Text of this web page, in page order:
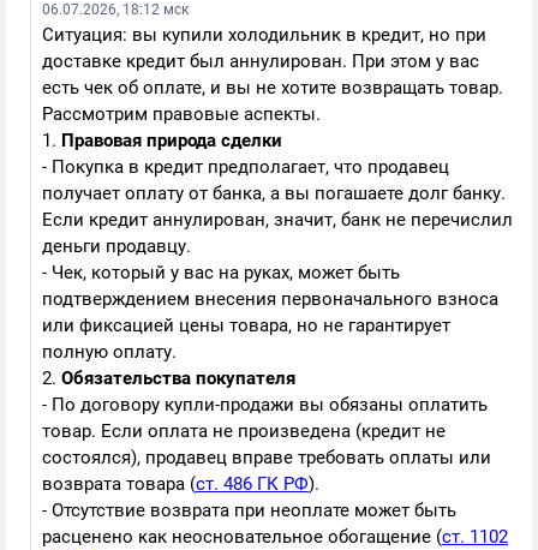
06.07.2026, 18:12 мск
Ситуация: вы купили холодильник в кредит, но при
доставке кредит был аннулирован. При этом у вас
есть чек об оплате, и вы не хотите возвращать товар.
Рассмотрим правовые аспекты.
1. Правовая природа сделки
- Покупка в кредит предполагает, что продавец
получает оплату от банка, а вы погашаете долг банку.
Если кредит аннулирован, значит, банк не перечислил
деньги продавцу.
- Чек, который у вас на руках, может быть
подтверждением внесения первоначального взноса
или фиксацией цены товара, но не гарантирует
полную оплату.
2. Обязательства покупателя
- По договору купли-продажи вы обязаны оплатить
товар. Если оплата не произведена (кредит не
состоялся), продавец вправе требовать оплаты или
возврата товара (ст. 486 ГК РФ).
- Отсутствие возврата при неоплате может быть
расценено как неосновательное обогащение (ст. 1102